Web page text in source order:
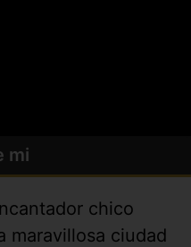
mi
chico
maravillosa ciudad